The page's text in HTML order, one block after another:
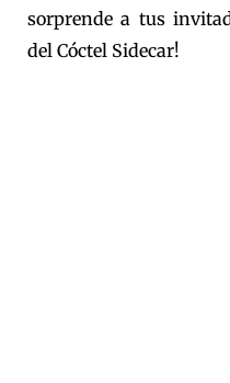
sorprende a tus
del Cóctel Sidecar!